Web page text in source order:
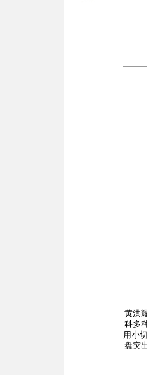
黄洪
科多
用小
盘突